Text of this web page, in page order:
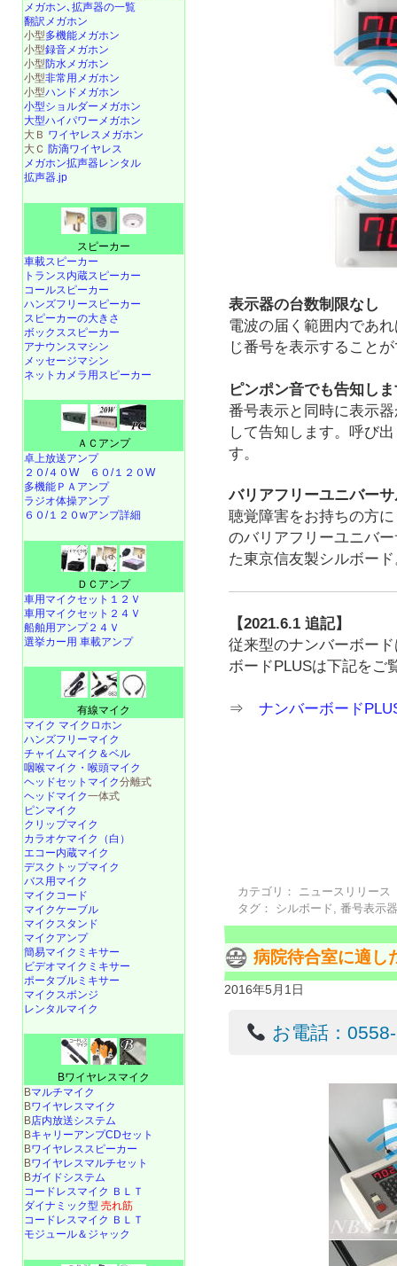
表示器の台数制限なし
電波の届く範囲内であ
じ番号を表示すること
ピンポン音でも告知し
番号表示と同時に表示
して告知します。呼び
す。
バリアフリーユニバー
聴覚障害をお持ちの方
のバリアフリーユニバ
た東京信友製シルボー
【2021.6.1 追記】
従来型のナンバーボー
ボードPLUSは下記をご
⇒ナンバーボード
カテゴリ：
ニュースリリース
タグ：
シルボード ,番号表示
病院待合室に適し
2016年5月1日
お電話：
メガホン､拡声器の一覧
翻訳メガホン
小型多機能メガホン
小型録音メガホン
小型防水メガホン
小型非常用メガホン
小型ハンドメガホン
小型ショルダーメガホン
大型ハイパワーメガホン
大Ｂ ワイヤレスメガホン
大Ｃ 防滴ワイヤレス
メガホン拡声器レンタル
拡声器.jp
スピーカー
車載スピーカー
トランス内蔵スピーカー
コールスピーカー
ハンズフリースピーカー
スピーカーの大きさ
ボックススピーカー
アナウンスマシン
メッセージマシン
ネットカメラ用スピーカー
ＡＣアンプ
卓上放送アンプ
２０/４０W
６０/１２０W
多機能ＰＡアンプ
ラジオ体操アンプ
６０/１２０wアンプ詳細
ＤＣアンプ
車用マイクセット１２Ｖ
車用マイクセット２４Ｖ
船舶用アンプ２４Ｖ
選挙カー用 車載アンプ
有線マイク
マイク マイクロホン
ハンズフリーマイク
チャイムマイク＆ベル
咽喉マイク・喉頭マイク
ヘッドセットマイク分離式
ヘッドマイク一体式
ピンマイク
クリップマイク
カラオケマイク（白）
エコー内蔵マイク
デスクトップマイク
バス用マイク
マイクコード
マイクケーブル
マイクスタンド
マイクアンプ
簡易マイクミキサー
ビデオマイクミキサー
ポータブルミキサー
マイクスポンジ
レンタルマイク
Bワイヤレスマイク
Bマルチマイク
Bワイヤレスマイク
B店内放送システム
BキャリーアンプCDセット
Bワイヤレススピーカー
Bワイヤレスマルチセット
Bガイドシステム
コードレスマイク ＢＬＴ
ダイナミック型 売れ筋
コードレスマイク ＢＬＴ
モジュール＆ジャック